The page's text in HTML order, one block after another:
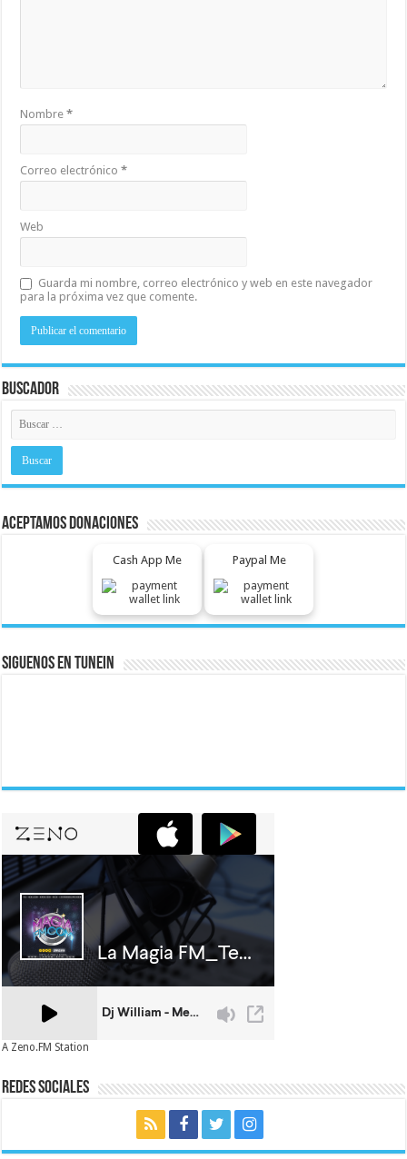
Nombre*
Correo electrónico*
Web
Guarda mi nombre, correo electrónico y web en este navegador
para la próxima vez que comente.
Buscador
Aceptamos Donaciones
Cash App Me Paypal Me
Siguenos En Tunein
A Zeno.FM Station
Redes Sociales